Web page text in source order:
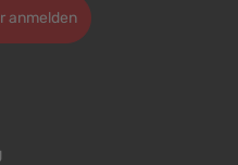
anmelden